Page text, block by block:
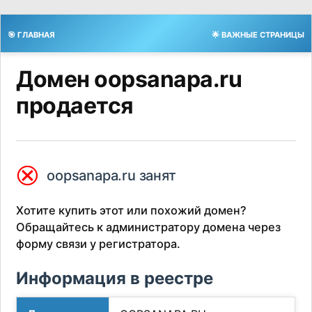
🎯 ГЛАВНАЯ 🌟 ВАЖНЫЕ СТРАНИЦЫ
Домен oopsanapa.ru
продается
⮿ oopsanapa.ru занят
Хотите купить этот или похожий домен?
Обращайтесь к администратору домена через
форму связи у регистратора.
Информация в реестре